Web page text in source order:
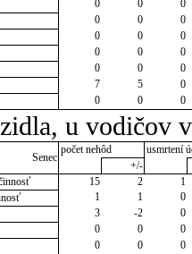
0 0
0
0 0
0
0 0
0
0 0
0
0 0
0
7 5
0
0 0 0
u vodičov
Senec
počet nehôd
usmrtení
+/-
15 2
1
1 1
0
3 -2
0
0 0
0
0 0
0